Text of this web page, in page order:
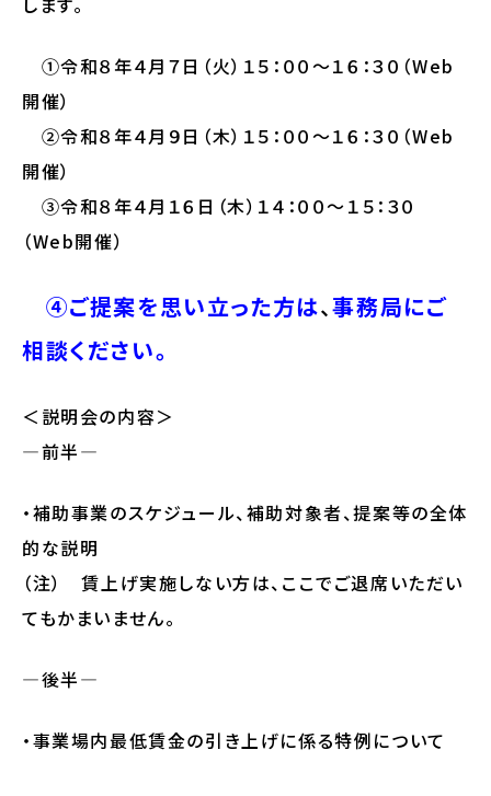
①令和８年４月７日（火）１５：００～１６：３０（Web
開催）
②令和８年４月９日（木）１５：００～１６：３０（Web
開催）
③令和８年４月１６日（木）１４：００～１５：３０
（Web開催）
④ご提案を思い立った方は、事務局にご
相談ください。
＜説明会の内容＞
―前半―
・補助事業のスケジュール、補助対象者、提案等の全体
的な説明
（注） 賃上げ実施しない方は、ここでご退席いただい
てもかまいません。
―後半―
・事業場内最低賃金の引き上げに係る特例について